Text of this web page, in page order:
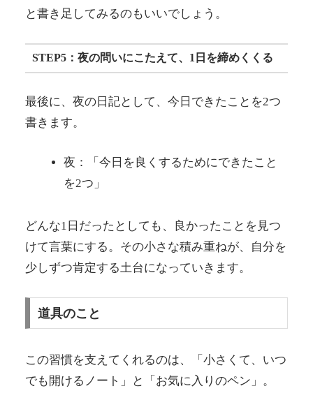
と書き足してみるのもいいでしょう。
STEP5：夜の問いにこたえて、1日を締めくくる
最後に、夜の日記として、今日できたことを2つ
書きます。
夜：「今日を良くするためにできたこと
を2つ」
どんな1日だったとしても、良かったことを見つ
けて言葉にする。その小さな積み重ねが、自分を
少しずつ肯定する土台になっていきます。
道具のこと
この習慣を支えてくれるのは、「小さくて、いつ
でも開けるノート」と「お気に入りのペン」。